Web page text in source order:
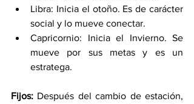
Libra: Inicia el otoño. Es de carácter
social y lo mueve conectar.
Capricornio: Inicia el Invierno. Se
mueve por sus metas y es un
estratega.
Fijos: Después del cambio de estación,